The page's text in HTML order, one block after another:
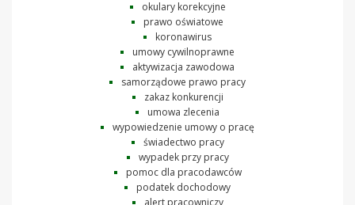
okulary korekcyjne
prawo oświatowe
koronawirus
umowy cywilnoprawne
aktywizacja zawodowa
samorządowe prawo pracy
zakaz konkurencji
umowa zlecenia
wypowiedzenie umowy o pracę
świadectwo pracy
wypadek przy pracy
pomoc dla pracodawców
podatek dochodowy
alert pracowniczy